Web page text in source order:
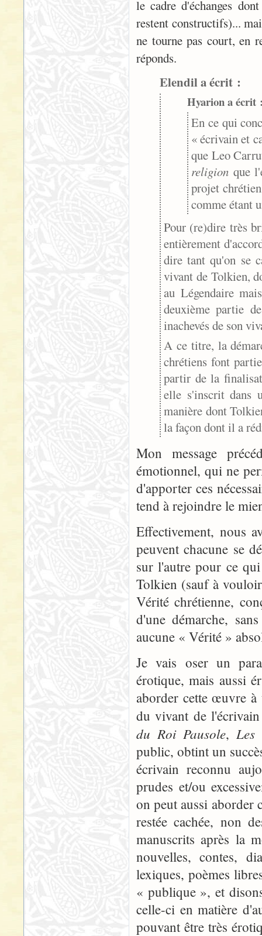
le cadre d'échanges
restent constructifs)...
ne tourne pas court, en
réponds.
Elendil a écrit :
Hyarion a écrit
En ce qui
« écrivain et
que Leo
religion que
projet
comme étant
Pour (re)dire très
entièrement
dire tant qu'on se
vivant de Tolkien,
au Légendaire
deuxième partie
inachevés de son
A ce titre, la
chrétiens font
partir de la
elle s'inscrit dans
manière dont
la façon dont il a
Mon message
émotionnel, qui ne
d'apporter ces
tend à rejoindre le
Effectivement, nous
peuvent chacune se
sur l'autre pour ce
Tolkien (sauf à
Vérité chrétienne,
d'une démarche,
aucune « Vérité »
Je vais oser un
érotique, mais aussi
aborder cette œuvre
du vivant de
du Roi Pausole, Les
public, obtint un
écrivain reconnu
prudes et/ou
on peut aussi aborder
restée cachée, non
manuscrits après la
nouvelles, contes,
lexiques, poèmes
« publique », et
celle-ci en matière
pouvant être très